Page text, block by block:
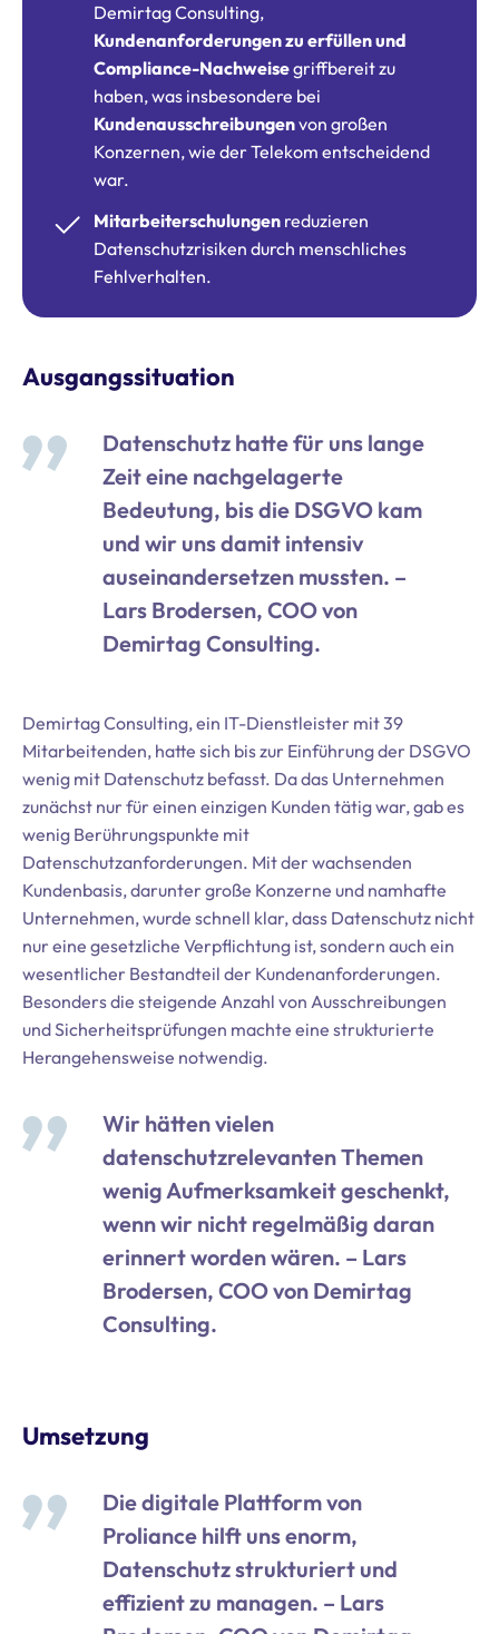
Demirtag Consulting,
Kundenanforderungen zu erfüllen und
Compliance-Nachweisegriffbereit zu
haben, was insbesondere bei
Kundenausschreibungenvon großen
Konzernen, wie der Telekom entscheidend
war.
Mitarbeiterschulungen reduzieren
Datenschutzrisiken durch menschliches
Fehlverhalten.
Ausgangssituation
Datenschutz hatte für uns lange
Zeit eine nachgelagerte
Bedeutung, bis die DSGVO kam
und wir uns damit intensiv
auseinandersetzen mussten. –
Lars Brodersen, COO von
Demirtag Consulting.
Demirtag Consulting, ein IT-Dienstleister mit 39
Mitarbeitenden, hatte sich bis zur Einführung der DSGVO
wenig mit Datenschutz befasst. Da das Unternehmen
zunächst nur für einen einzigen Kunden tätig war, gab es
wenig Berührungspunkte mit
Datenschutzanforderungen. Mit der wachsenden
Kundenbasis, darunter große Konzerne und namhafte
Unternehmen, wurde schnell klar, dass Datenschutz nicht
nur eine gesetzliche Verpflichtung ist, sondern auch ein
wesentlicher Bestandteil der Kundenanforderungen.
Besonders die steigende Anzahl von Ausschreibungen
und Sicherheitsprüfungen machte eine strukturierte
Herangehensweise notwendig.
Wir hätten vielen
datenschutzrelevanten Themen
wenig Aufmerksamkeit geschenkt,
wenn wir nicht regelmäßig daran
erinnert worden wären. – Lars
Brodersen, COO von Demirtag
Consulting.
Umsetzung
Die digitale Plattform von
Proliance hilft uns enorm,
Datenschutz strukturiert und
effizient zu managen. – Lars